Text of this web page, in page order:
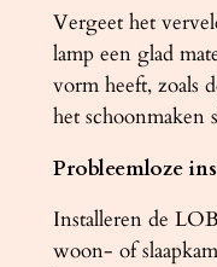
n
t
a
l
Vergeet het
lamp een glad
vorm heeft, zoals
het schoonmaken
Probleemloze
Installeren de
woon- of